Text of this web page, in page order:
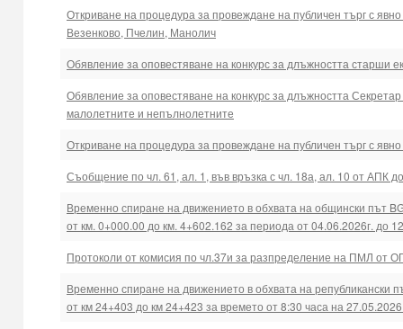
Откриване на процедура за провеждане на публичен търг с
Везенково, Пчелин, Манолич
Обявление за оповестяване на конкурс за длъжността старши
Обявление за оповестяване на конкурс за длъжността
малолетните и непълнолетните
Откриване на процедура за провеждане на публичен търг с
Съобщение по чл. 61, ал. 1, във връзка с чл. 18а, ал. 10 от
Временно спиране на движението в обхвата на общински път
от км. 0+000.00 до км. 4+602.162 за периода от 04.06.2026г. до
Протоколи от комисия по чл.37и за разпределение на ПМЛ от
Временно спиране на движението в обхвата на републикански
от км 24+403 до км 24+423 за времето от 8:30 часа на